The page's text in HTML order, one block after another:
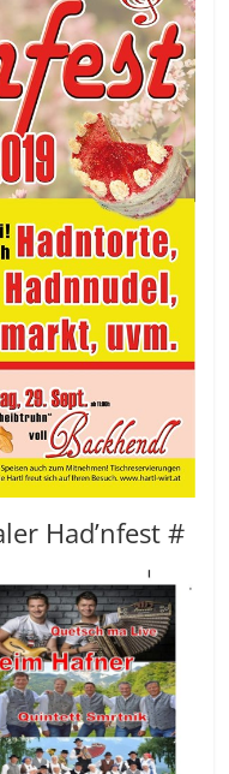
Had’nfest #